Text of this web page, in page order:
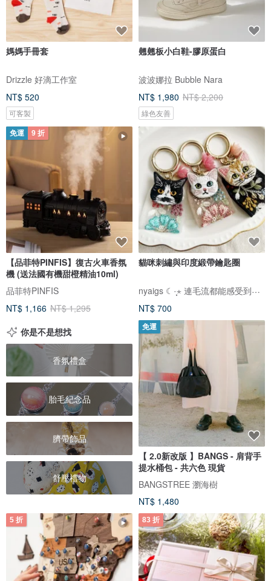
媽媽手冊套
Drizzle 好滴工作室
NT$ 520
可客製
翹翹板小白鞋-膠原蛋白
波波娜拉 Bubble Nara
NT$ 1,980 NT$ 2,200
綠色友善
免運 9 折
【品菲特PINFIS】復古火車香氛
機 (送法國有機甜橙精油10ml)
品菲特PINFIS
NT$ 1,166 NT$ 1,295
貓咪刺繡與印度緞帶鑰匙圈
nyaigs ☾·̩͙⋆ 連毛流都能感受到的貓咪刺繡
NT$ 700
你是不是想找
香氛禮盒
胎毛紀念品
臍帶飾品
舒壓禮物
免運
【 2.0新改版 】BANGS - 肩背手
提水桶包 - 共六色 現貨
BANGSTREE 瀏海樹
NT$ 1,480
5 折 83 折